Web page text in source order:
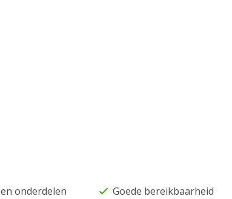
onderdelen Goede bereikbaarheid